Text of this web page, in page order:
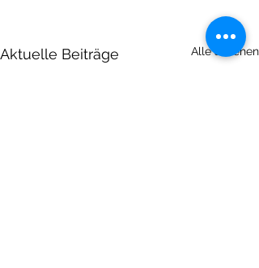
Aktuelle Beiträge Alle ansehen